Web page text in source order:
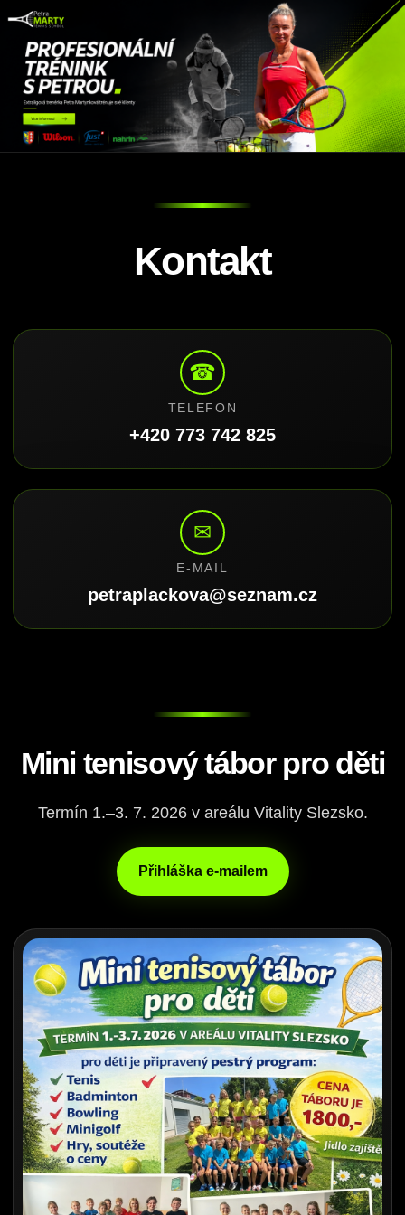
Kontakt
☎
TELEFON
+420 773 742 825
✉
E-MAIL
petraplackova@seznam.cz
Mini tenisový tábor pro děti
Termín 1.–3. 7. 2026 v areálu Vitality Slezsko.
Přihláška e-mailem